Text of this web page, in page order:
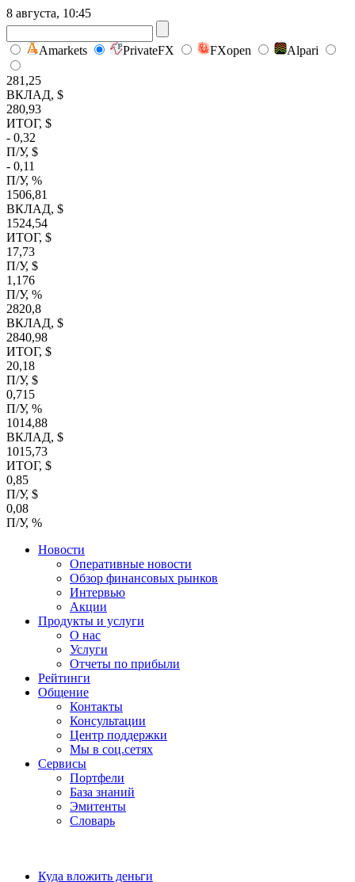
8 августа, 10:45
Amarkets PrivateFX FXopen Alpari
281,25
ВКЛАД, $
280,93
ИТОГ, $
- 0,32
П/У, $
- 0,11
П/У, %
1506,81
ВКЛАД, $
1524,54
ИТОГ, $
17,73
П/У, $
1,176
П/У, %
2820,8
ВКЛАД, $
2840,98
ИТОГ, $
20,18
П/У, $
0,715
П/У, %
1014,88
ВКЛАД, $
1015,73
ИТОГ, $
0,85
П/У, $
0,08
П/У, %
Новости
Оперативные новости
Обзор финансовых рынков
Интервью
Акции
Продукты и услуги
О нас
Услуги
Отчеты по прибыли
Рейтинги
Общение
Контакты
Консультации
Центр поддержки
Мы в соц.сетях
Сервисы
Портфели
База знаний
Эмитенты
Словарь
Куда вложить деньги